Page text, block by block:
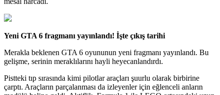
Yeni GTA 6 fragmanı yayınlandı! İşte çıkış tarihi
Merakla beklenen GTA 6 oyununun yeni fragmanı yayınlandı. Bu
gelişme, serinin meraklılarını hayli heyecanlandırdı.
Pistteki tıp sırasında kimi pilotlar araçları şuurlu olarak birbirine
çarptı. Araçların parçalanması da izleyenler için eğlenceli anların